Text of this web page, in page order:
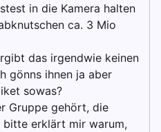
in die Kamera halten
ca. 3 Mio
das irgendwie keinen
gönns ihnen ja aber
sowas?
Gruppe gehört, die
bitte erklärt mir warum,